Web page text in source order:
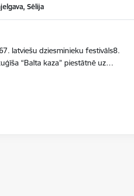
Sēlija
latviešu dziesminieku festivāls8.
“Balta kaza” piestātnē uz…